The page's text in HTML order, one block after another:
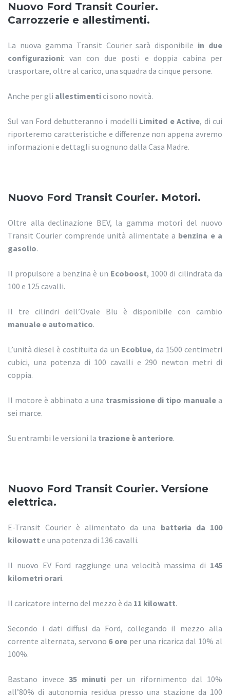
Nuovo Ford Transit Courier.
Carrozzerie e allestimenti.
La nuova gamma Transit Courier sarà disponibile in due
configurazioni: van con due posti e doppia cabina per
trasportare, oltre al carico, una squadra da cinque persone.
Anche per gli allestimentici sono novità.
Sul van Ford debutteranno i modelli Limited e Active, di cui
riporteremo caratteristiche e differenze non appena avremo
informazioni e dettagli su ognuno dalla Casa Madre.
Nuovo Ford Transit Courier. Motori.
Oltre alla declinazione BEV, la gamma motori del nuovo
Transit Courier comprende unità alimentate a benzina e a
gasolio.
Il propulsore a benzina è un Ecoboost, 1000 di cilindrata da
100 e 125 cavalli.
Il tre cilindri dell’Ovale Blu è disponibile con cambio
manuale e automatico.
L’unità diesel è costituita da un Ecoblue, da 1500 centimetri
cubici, una potenza di 100 cavalli e 290 newton metri di
coppia.
Il motore è abbinato a una trasmissione di tipo manuale a
sei marce.
Su entrambi le versioni la trazione è anteriore.
Nuovo Ford Transit Courier. Versione
elettrica.
E-Transit Courier è alimentato da una batteria da 100
kilowatt e una potenza di 136 cavalli.
Il nuovo EV Ford raggiunge una velocità massima di 145
kilometri orari.
Il caricatore interno del mezzo è da 11 kilowatt.
Secondo i dati diffusi da Ford, collegando il mezzo alla
corrente alternata, servono 6 ore per una ricarica dal 10% al
100%.
Bastano invece 35 minuti per un rifornimento dal 10%
all’80% di autonomia residua presso una stazione da 100